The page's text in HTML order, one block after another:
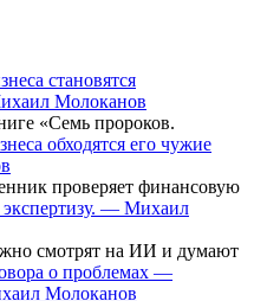
становятся
Молоканов
«Семь пророков.
обходятся его чужие
проверяет финансовую
экспертизу. — Михаил
смотрят на ИИ и думают
о проблемах —
Молоканов